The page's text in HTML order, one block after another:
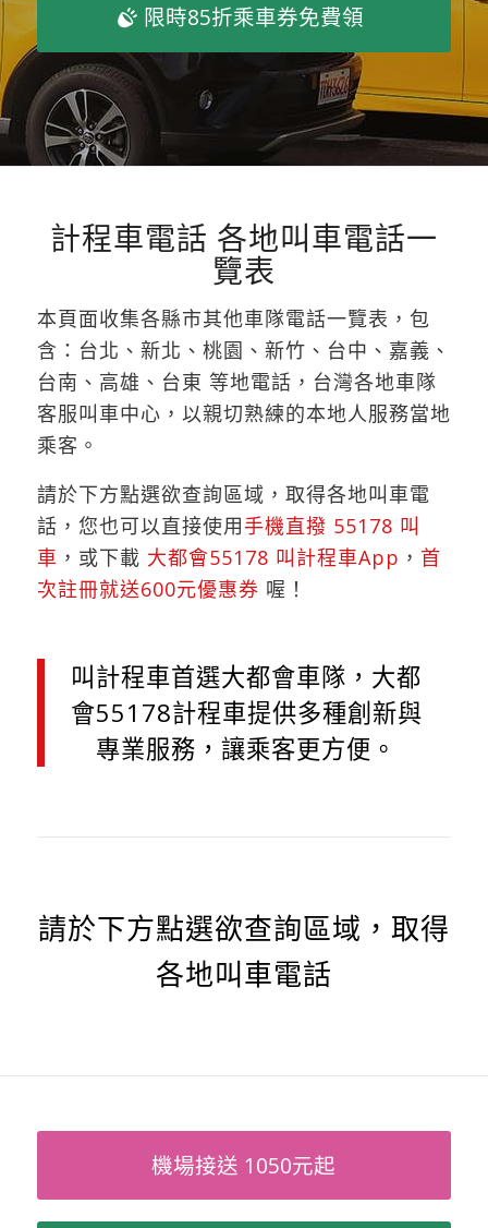
限時85折乘車券免費領
計程車電話 各地叫車電話一
覽表
本頁面收集各縣市其他車隊電話一覽表，包
含：台北、新北、桃園、新竹、台中、嘉義、
台南、高雄、台東 等地電話，台灣各地車隊
客服叫車中心，以親切熟練的本地人服務當地
乘客。
請於下方點選欲查詢區域，取得各地叫車電
話，您也可以直接使用手機直撥 55178 叫
車 ，或下載 大都會55178 叫計程車App ， 首
次註冊就送600元優惠券 喔！
叫計程車首選大都會車隊，大都
會55178計程車提供多種創新與
專業服務，讓乘客更方便。
請於下方點選欲查詢區域，取得
各地叫車電話
機場接送 1050元起